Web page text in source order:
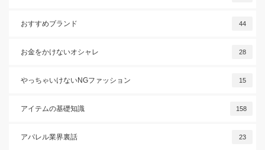
おすすめブランド 44
お金をかけないオシャレ 28
やっちゃいけないNGファッション 15
アイテムの基礎知識 158
アパレル業界裏話 23